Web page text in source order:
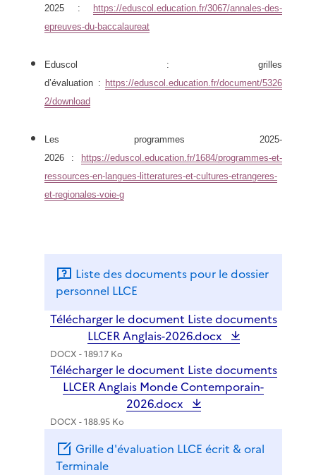
2025 : https://eduscol.education.fr/3067/annales-des-
epreuves-du-baccalaureat
Eduscol : grilles
d’évaluation : https://eduscol.education.fr/document/5326
2/download
Les programmes 2025-
2026 : https://eduscol.education.fr/1684/programmes-et-
ressources-en-langues-litteratures-et-cultures-etrangeres-
et-regionales-voie-g
Liste des documents pour le dossier
personnel LLCE
Télécharger le document Liste documents
LLCER Anglais-2026.docx
DOCX - 189.17 Ko
Télécharger le document Liste documents
LLCER Anglais Monde Contemporain-
2026.docx
DOCX - 188.95 Ko
Grille d'évaluation LLCE écrit & oral
Terminale